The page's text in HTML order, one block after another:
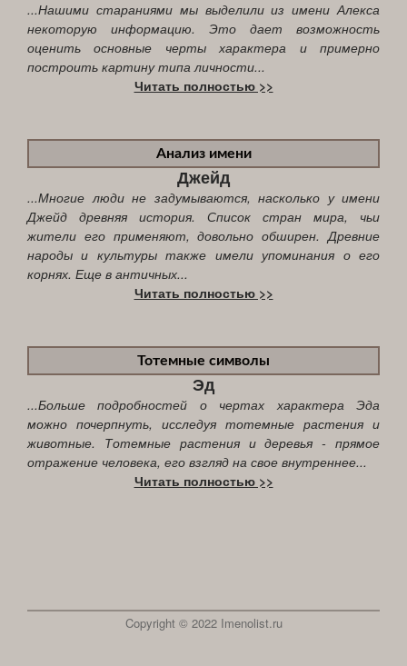
...Нашими стараниями мы выделили из имени Алекса
некоторую информацию. Это дает возможность
оценить основные черты характера и примерно
построить картину типа личности...
Читать полностью >>
Анализ имени
Джейд
...Многие люди не задумываются, насколько у имени
Джейд древняя история. Список стран мира, чьи
жители его применяют, довольно обширен. Древние
народы и культуры также имели упоминания о его
корнях. Еще в античных...
Читать полностью >>
Тотемные символы
Эд
...Больше подробностей о чертах характера Эда
можно почерпнуть, исследуя тотемные растения и
животные. Тотемные растения и деревья - прямое
отражение человека, его взгляд на свое внутреннее...
Читать полностью >>
Copyright © 2022 Imenolist.ru